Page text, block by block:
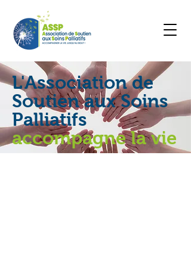
L'Association de
Soutien aux Soins
Palliatifs
accompagne la vie